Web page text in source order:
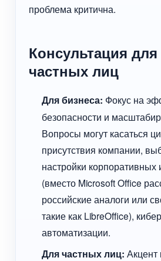
проблема критична.
Консультация
частных лиц
Для бизнеса: Фокус на
безопасности и
Вопросы могут касаться
присутствия компании,
настройки корпоративных
(вместо Microsoft Office
российские аналоги или
такие как LibreOffice),
автоматизации.
Для частных лиц: